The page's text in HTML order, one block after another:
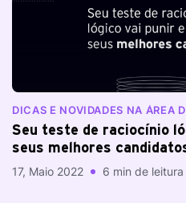
DICAS E NOVIDADES NA ÁREA
Seu teste de raciocínio
seus melhores
17, Maio 2022 6 min de leitura